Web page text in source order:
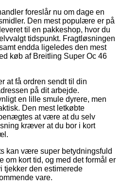
foreslår nu om dage en
Den mest populære er på
til en pakkeshop, hvor du
tidspunkt. Fragtløsningen
endda ligeledes den mest
køb af Breitling Super Oc 46
at få ordren sendt til din
på dit arbejde.
en lille smule dyrere, men
Den mest letkøbte
at være at du selv
kræver at du bor i kort
kan være super betydningsfuld
om kort tid, og med det formål er
tjekker den estimerede
vare.